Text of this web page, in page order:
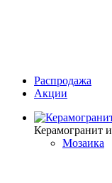
Распродажа
Акции
Керамогранит
Мозаика